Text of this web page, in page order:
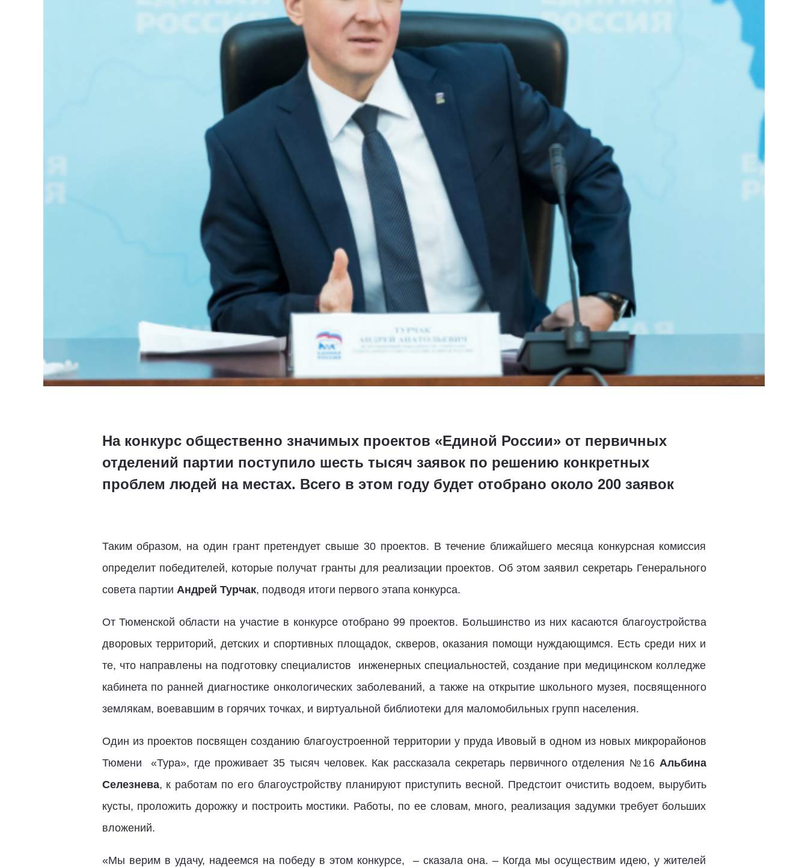
На конкурс общественно значимых проектов «Единой России» от первичных
отделений партии поступило шесть тысяч заявок по решению конкретных
проблем людей на местах. Всего в этом году будет отобрано около 200 заявок
Таким образом, на один грант претендует свыше 30 проектов. В течение ближайшего месяца конкурсная комиссия
определит победителей, которые получат гранты для реализации проектов. Об этом заявил секретарь Генерального
совета партии Андрей Турчак, подводя итоги первого этапа конкурса.
От Тюменской области на участие в конкурсе отобрано 99 проектов. Большинство из них касаются благоустройства
дворовых территорий, детских и спортивных площадок, скверов, оказания помощи нуждающимся. Есть среди них и
те, что направлены на подготовку специалистов инженерных специальностей, создание при медицинском колледже
кабинета по ранней диагностике онкологических заболеваний, а также на открытие школьного музея, посвященного
землякам, воевавшим в горячих точках, и виртуальной библиотеки для маломобильных групп населения.
Один из проектов посвящен созданию благоустроенной территории у пруда Ивовый в одном из новых микрорайонов
Тюмени «Тура», где проживает 35 тысяч человек. Как рассказала секретарь первичного отделения №16 Альбина
Селезнева, к работам по его благоустройству планируют приступить весной. Предстоит очистить водоем, вырубить
кусты, проложить дорожку и построить мостики. Работы, по ее словам, много, реализация задумки требует больших
вложений.
«Мы верим в удачу, надеемся на победу в этом конкурсе, – сказала она. – Когда мы осуществим идею, у жителей